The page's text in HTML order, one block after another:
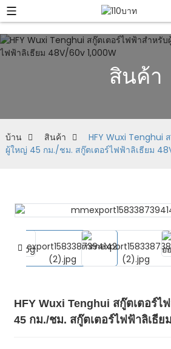
สินค้า
บ้าน สินค้า
HFY Wuxi Tenghui
ผู้ใหญ่ 45 กม./ชม. สกู๊ตเตอร์ไฟฟ้าลิเธียม
HFY Wuxi Tenghui สกู๊ตเตอร์
45 กม./ชม. สกู๊ตเตอร์ไฟฟ้าลิเธีย